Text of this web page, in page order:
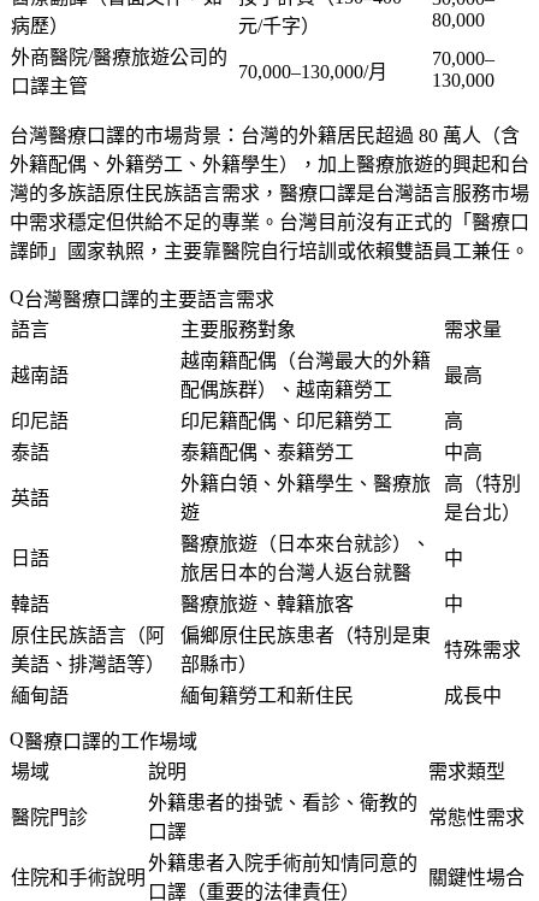
病歷）
元/千字）
80,000
外商醫院/醫療旅遊公司的
口譯主管
70,000–130,000/月
70,000–
130,000
台灣醫療口譯的市場背景 ：台灣的外籍居民超過 80 萬人（含
外籍配偶、外籍勞工、外籍學生），加上醫療旅遊的興起和台
灣的多族語原住民族語言需求，醫療口譯是台灣語言服務市場
中需求穩定但供給不足的專業。台灣目前沒有正式的「醫療口
譯師」國家執照，主要靠醫院自行培訓或依賴雙語員工兼任。
台灣醫療口譯的主要語言需求
語言
主要服務對象 需求量
越南語
越南籍配偶（台灣最大的外籍
配偶族群）、越南籍勞工
最高
印尼語 印尼籍配偶、印尼籍勞工
高
泰語
泰籍配偶、泰籍勞工 中高
英語
外籍白領、外籍學生、醫療旅
遊
高（特別
是台北）
日語
醫療旅遊（日本來台就診）、
旅居日本的台灣人返台就醫
中
韓語 醫療旅遊、韓籍旅客
中
原住民族語言（阿
美語、排灣語等）
偏鄉原住民族患者（特別是東
部縣市）
特殊需求
緬甸語 緬甸籍勞工和新住民 成長中
醫療口譯的工作場域
場域
說明 需求類型
醫院門診
外籍患者的掛號、看診、衛教的
口譯
常態性需求
住院和手術說明
外籍患者入院手術前知情同意的
口譯（重要的法律責任）
關鍵性場合